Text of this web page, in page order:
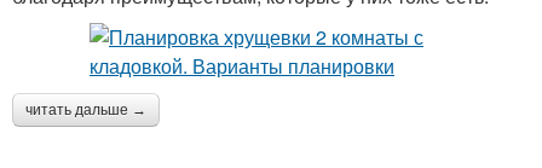
читать дальше →